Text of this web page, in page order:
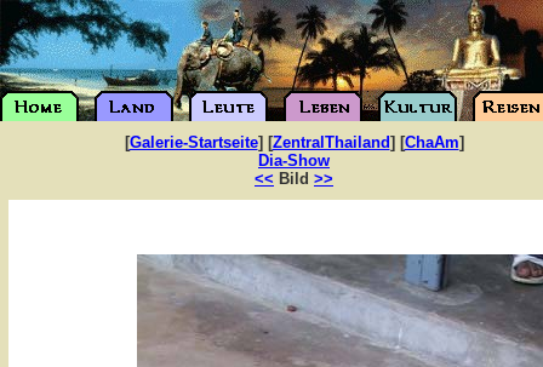
[Galerie-Startseite] [ZentralThailand] [ChaAm]
Dia-Show
<< Bild >>